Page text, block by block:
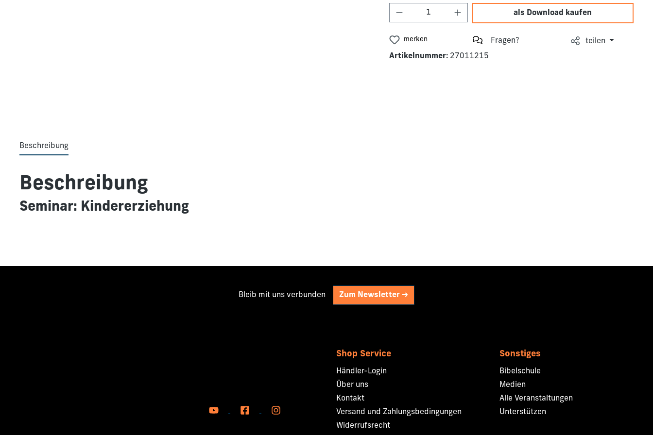
Produkt Anzahl: Gib den gewünschten Wert
als Download kaufen
merken Fragen?
teilen
Artikelnummer: 27011215
Beschreibung
Beschreibung
Seminar: Kindererziehung
Bleib mit uns verbunden Zum Newsletter ->
Shop Service
Händler-Login
Über uns
Kontakt
Versand und Zahlungsbedingungen
Widerrufsrecht
Sonstiges
Bibelschule
Medien
Alle Veranstaltungen
Unterstützen